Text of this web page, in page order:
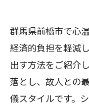
群馬県前橋市で心
経済的負担を軽減
出す方法をご紹介
落とし、故人との
儀スタイルです。